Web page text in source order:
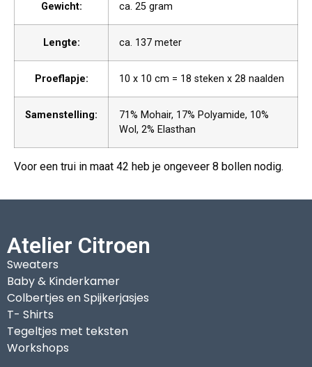
Gewicht: ca. 25 gram
Lengte: ca. 137 meter
Proeflapje: 10 x 10 cm = 18 steken x 28 naalden
Samenstelling:
71% Mohair, 17% Polyamide, 10%
Wol, 2% Elasthan
Voor een trui in maat 42 heb je ongeveer 8 bollen nodig.
Atelier Citroen
Sweaters
Baby & Kinderkamer
Colbertjes en Spijkerjasjes
T- Shirts
Tegeltjes met teksten
Workshops